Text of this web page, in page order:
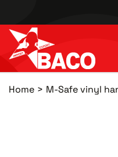
Home M-Safe vinyl